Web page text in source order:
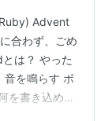
Advent
合わず、ごめ
は？ やった
音を鳴らす ボ
を書き込めば